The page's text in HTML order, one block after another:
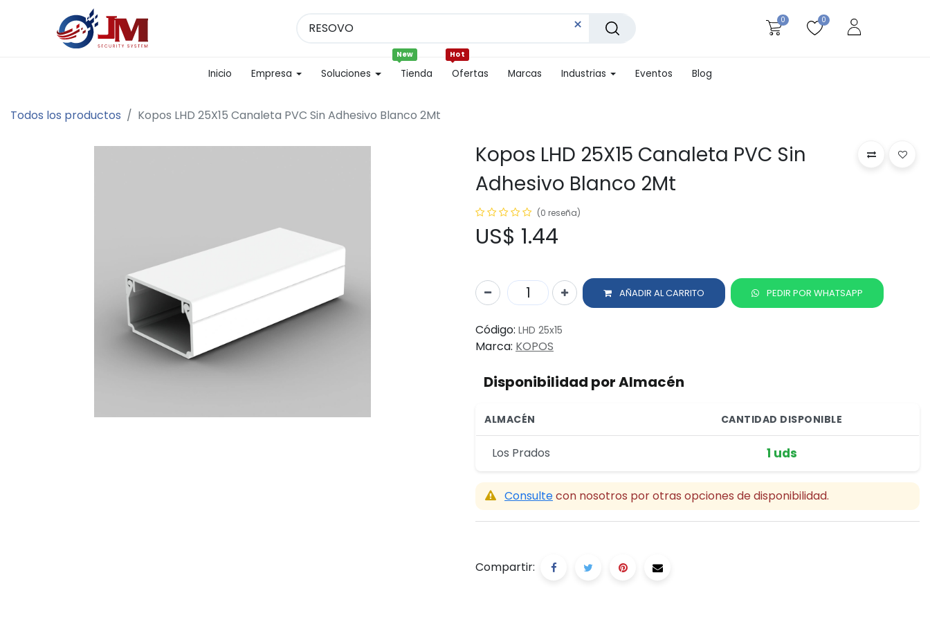
0 0
Inicio Empresa Soluciones Tienda
New
Ofertas
Hot
Marcas Industrias Eventos Blog
Todos los productos Kopos LHD 25X15 Canaleta PVC Sin Adhesivo Blanco 2Mt
Kopos LHD 25X15 Canaleta PVC Sin
Adhesivo Blanco 2Mt
(0 reseña)
US$ 1.44
AÑADIR AL CARRITO PEDIR POR WHATSAPP
Código: LHD 25x15
Marca: KOPOS
Disponibilidad por Almacén
ALMACÉN CANTIDAD DISPONIBLE
Los Prados 1 uds
Consultecon nosotros por otras opciones de disponibilidad.
Compartir: